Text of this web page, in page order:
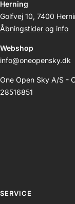
Herning
Golfvej 10, 7400
Åbningstider og info
Webshop
info@oneopensky.dk
One Open Sky A/S -
28516851
SERVICE